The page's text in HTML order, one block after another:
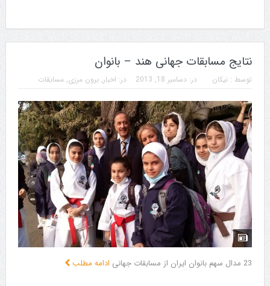
نتایج مسابقات جهانی هند – بانوان
توسط : نیکان در: دسامبر 18, 2013 در: اخبار, برون مرزی, مسابقات
23 مدال سهم بانوان ایران از مسابقات جهانی ادامه مطلب